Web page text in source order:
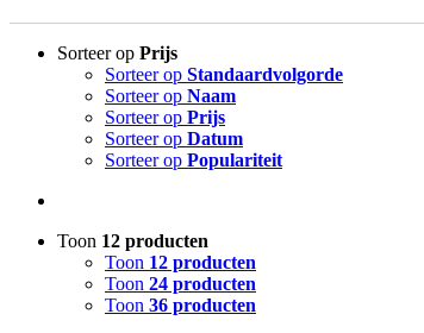
Sorteer op Prijs
Sorteer op Standaardvolgorde
Sorteer op Naam
Sorteer op Prijs
Sorteer op Datum
Sorteer op Populariteit
Toon 12 producten
Toon 12 producten
Toon 24 producten
Toon 36 producten